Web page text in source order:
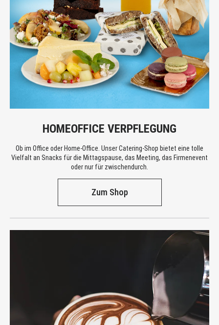
HOMEOFFICE VERPFLEGUNG
Ob im Office oder Home-Office. Unser Catering-Shop bietet eine tolle
Vielfalt an Snacks für die Mittagspause, das Meeting, das Firmenevent
oder nur für zwischendurch.
Zum Shop